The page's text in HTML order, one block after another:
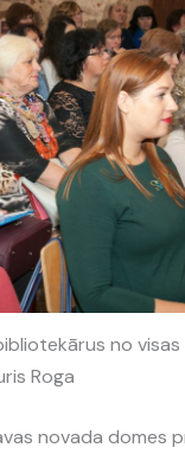
no visas
Roga
novada domes